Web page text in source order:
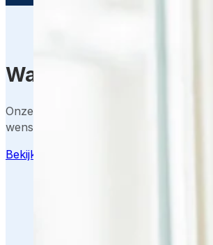
Wat zijn de kosten
Onze adviseurs maken graag een
wensen en locatie.
Bekijk mogelijkheden